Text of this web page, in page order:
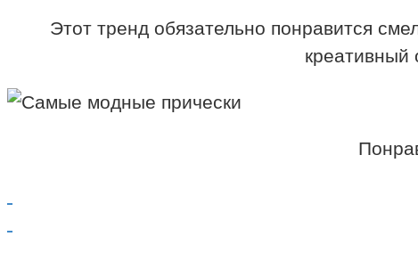
Этот тренд обязательно понравится
креативный